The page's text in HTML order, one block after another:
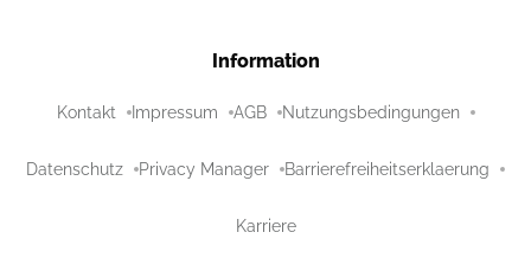
Information
Kontakt Impressum AGB Nutzungsbedingungen
Datenschutz Privacy Manager Barrierefreiheitserklaerung
Karriere